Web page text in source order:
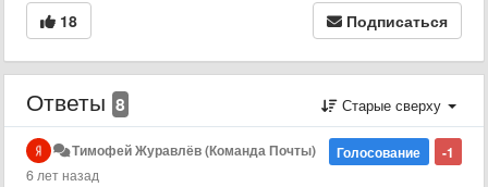
18 Подписаться
Ответы 8 Старые сверху
-1
Голосование
Тимофей Журавлёв (Команда Почты)
6 лет назад